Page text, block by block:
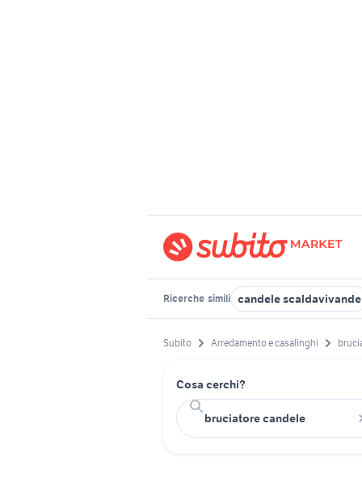
Ricerche simili candele scaldavivande
Subito Arredamento e casalinghi
Cosa cerchi?